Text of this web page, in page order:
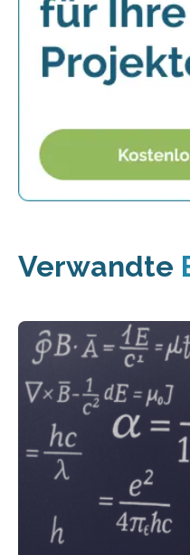
Verwandte